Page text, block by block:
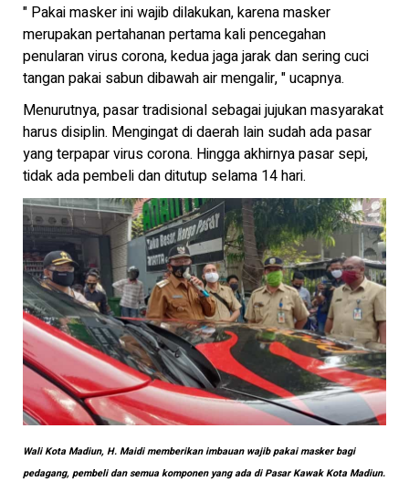
" Pakai masker ini wajib dilakukan, karena masker
merupakan pertahanan pertama kali pencegahan
penularan virus corona, kedua jaga jarak dan sering cuci
tangan pakai sabun dibawah air mengalir, " ucapnya.
Menurutnya, pasar tradisional sebagai jujukan masyarakat
harus disiplin. Mengingat di daerah lain sudah ada pasar
yang terpapar virus corona. Hingga akhirnya pasar sepi,
tidak ada pembeli dan ditutup selama 14 hari.
Wali Kota Madiun, H. Maidi memberikan imbauan wajib pakai masker bagi
pedagang, pembeli dan semua komponen yang ada di Pasar Kawak Kota Madiun.